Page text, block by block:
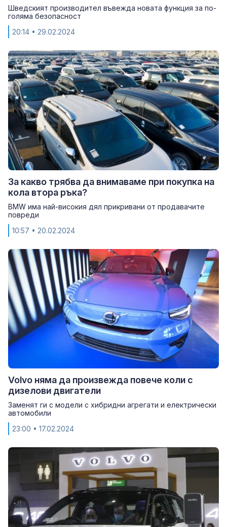
Шведският производител въвежда новата функция за по-
голяма безопасност
20:14 • 29.02.2024
За какво трябва да внимаваме при покупка на
кола втора ръка?
BMW има най-високия дял прикривани от продавачите
повреди
10:57 • 20.02.2024
Volvo няма да произвежда повече коли с
дизелови двигатели
Заменят ги с модели с хибридни агрегати и електрически
автомобили
23:00 • 17.02.2024